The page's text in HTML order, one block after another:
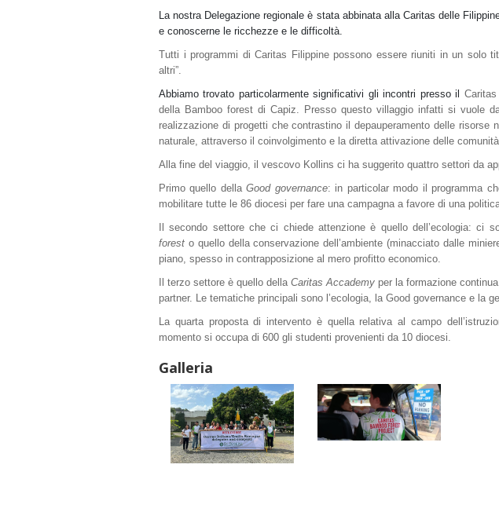
La nostra Delegazione regionale è stata abbinata alla Caritas delle
e conoscerne le ricchezze e le difficoltà.
Tutti i programmi di Caritas Filippine possono essere riuniti in un solo
altri”.
Abbiamo trovato particolarmente significativi gli incontri presso il
della Bamboo forest di Capiz. Presso questo villaggio infatti si vuole
realizzazione di progetti che contrastino il depauperamento delle risorse
naturale, attraverso il coinvolgimento e la diretta attivazione delle
Alla fine del viaggio, il vescovo Kollins ci ha suggerito quattro settori da
Primo quello dellaGood governance: in particolar modo il programma
mobilitare tutte le 86 diocesi per fare una campagna a favore di una
Il secondo settore che ci chiede attenzione è quello dell’ecologia: ci
forest o quello della conservazione dell’ambiente (minacciato dalle
piano, spesso in contrapposizione al mero profitto economico.
Il terzo settore è quello dellaCaritas Accademy per la formazione
partner. Le tematiche principali sono l’ecologia, la Good governance e la
La quarta proposta di intervento è quella relativa al campo
momento si occupa di 600 gli studenti provenienti da 10 diocesi.
Galleria